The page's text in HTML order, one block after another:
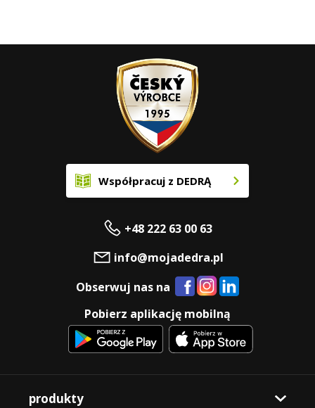
Współpracuj z DEDRĄ
+48 222 63 00 63
info@mojadedra.pl
Obserwuj nas na
Pobierz aplikację mobilną
produkty